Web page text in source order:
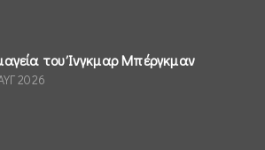
του Ίνγκμαρ Μπέργκμαν
2026